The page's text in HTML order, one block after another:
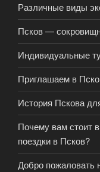
Различные виды
Псков —
Индивидуальные
Приглашаем в
История Пскова
Почему вам стоит
поездки в Псков?
Добро пожаловать